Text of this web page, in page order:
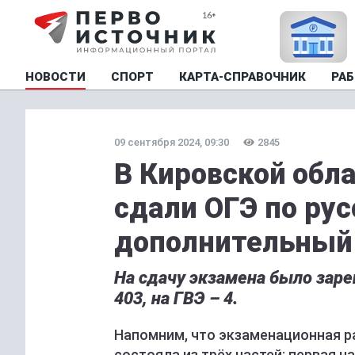
НОВОСТИ СПОРТ КАРТА-СПРАВОЧНИК
09 сентября 2024, 09:30 2845
В Кировской
сдали ОГЭ по
На сдачу экзамена было
403, на ГВЭ – 4.
Напомним, что экзаменационная